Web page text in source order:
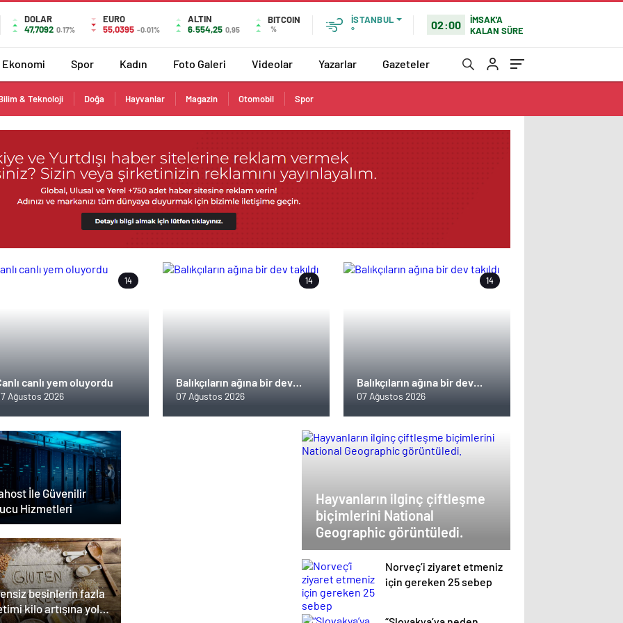
DOLAR
47,7092 0.17%
EURO
55,0395 -0.01%
ALTIN
6.554,25 0,95
BITCOIN
%
İSTANBUL
°
02:00
İMSAK'A
KALAN SÜRE
Ekonomi Spor Kadın Foto Galeri Videolar Yazarlar Gazeteler
& Teknoloji Doğa Hayvanlar Magazin Otomobil Spor
14
canlı yem oluyordu
Ağustos 2026
14
Balıkçıların ağına bir dev
takıldı
07 Ağustos 2026
14
Balıkçıların ağına bir dev
takıldı
07 Ağustos 2026
İle Güvenilir
Hizmetleri
besinlerin fazla
kilo artışına yol
Hayvanların ilginç çiftleşme
biçimlerini National
Geographic görüntüledi.
Norveç’i ziyaret etmeniz
için gereken 25 sebep